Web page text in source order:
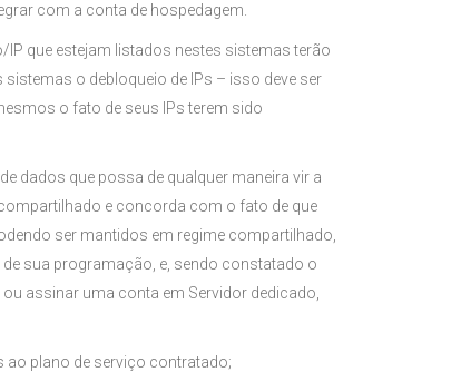
com a conta de hospedagem.
IP que estejam listados nestes sistemas terão
sistemas o debloqueio de IPs – isso deve ser
o fato de seus IPs terem sido
dados que possa de qualquer maneira vir a
e concorda com o fato de que
ser mantidos em regime compartilhado,
sua programação, e, sendo constatado o
assinar uma conta em Servidor dedicado,
ao plano de serviço contratado;